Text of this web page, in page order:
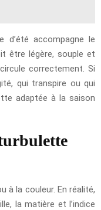
d’été accompagne le
être légère, souple et
correctement. Si
qui transpire ou qui
adaptée à la saison
à la couleur. En réalité,
la matière et l’indice